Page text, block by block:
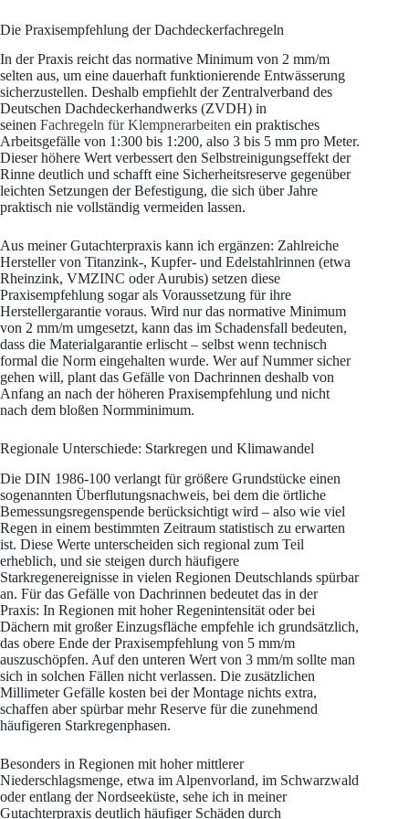
Die Praxisempfehlung der Dachdeckerfachregeln
In der Praxis reicht das normative Minimum von 2 mm/m
selten aus, um eine dauerhaft funktionierende Entwässerung
sicherzustellen. Deshalb empfiehlt der Zentralverband des
Deutschen Dachdeckerhandwerks (ZVDH) in
seinen Fachregeln für Klempnerarbeiten ein praktisches
Arbeitsgefälle von 1:300 bis 1:200, also 3 bis 5 mm pro Meter.
Dieser höhere Wert verbessert den Selbstreinigungseffekt der
Rinne deutlich und schafft eine Sicherheitsreserve gegenüber
leichten Setzungen der Befestigung, die sich über Jahre
praktisch nie vollständig vermeiden lassen.
Aus meiner Gutachterpraxis kann ich ergänzen: Zahlreiche
Hersteller von Titanzink-, Kupfer- und Edelstahlrinnen (etwa
Rheinzink, VMZINC oder Aurubis) setzen diese
Praxisempfehlung sogar als Voraussetzung für ihre
Herstellergarantie voraus. Wird nur das normative Minimum
von 2 mm/m umgesetzt, kann das im Schadensfall bedeuten,
dass die Materialgarantie erlischt – selbst wenn technisch
formal die Norm eingehalten wurde. Wer auf Nummer sicher
gehen will, plant das Gefälle von Dachrinnen deshalb von
Anfang an nach der höheren Praxisempfehlung und nicht
nach dem bloßen Normminimum.
Regionale Unterschiede: Starkregen und Klimawandel
Die DIN 1986-100 verlangt für größere Grundstücke einen
sogenannten Überflutungsnachweis, bei dem die örtliche
Bemessungsregenspende berücksichtigt wird – also wie viel
Regen in einem bestimmten Zeitraum statistisch zu erwarten
ist. Diese Werte unterscheiden sich regional zum Teil
erheblich, und sie steigen durch häufigere
Starkregenereignisse in vielen Regionen Deutschlands spürbar
an. Für das Gefälle von Dachrinnen bedeutet das in der
Praxis: In Regionen mit hoher Regenintensität oder bei
Dächern mit großer Einzugsfläche empfehle ich grundsätzlich,
das obere Ende der Praxisempfehlung von 5 mm/m
auszuschöpfen. Auf den unteren Wert von 3 mm/m sollte man
sich in solchen Fällen nicht verlassen. Die zusätzlichen
Millimeter Gefälle kosten bei der Montage nichts extra,
schaffen aber spürbar mehr Reserve für die zunehmend
häufigeren Starkregenphasen.
Besonders in Regionen mit hoher mittlerer
Niederschlagsmenge, etwa im Alpenvorland, im Schwarzwald
oder entlang der Nordseeküste, sehe ich in meiner
Gutachterpraxis deutlich häufiger Schäden durch